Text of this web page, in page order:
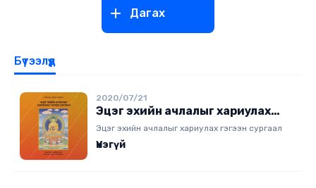
Дагах
Бүтээлүүд
Эцэг эхийн ачлалыг хариулах
гэгээн сургаал
2020/07/21
Эцэг эхийн ачлалыг хариулах гэгээн сургаал
Үнэгүй